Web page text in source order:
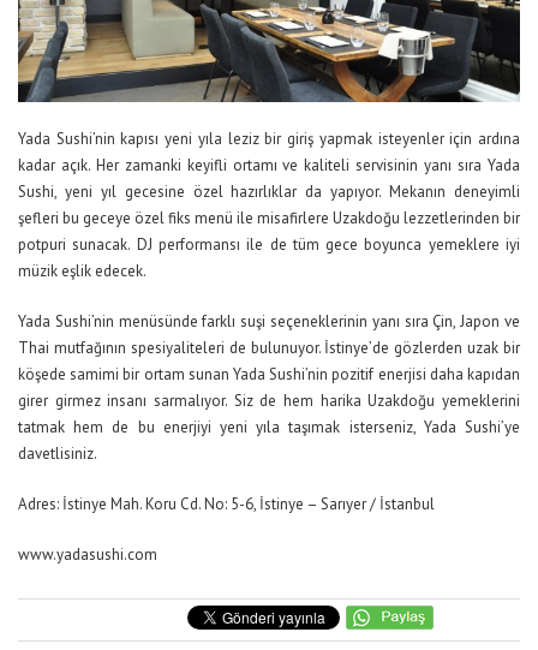
Yada Sushi’nin kapısı yeni yıla leziz bir giriş yapmak isteyenler için ardına
kadar açık. Her zamanki keyifli ortamı ve kaliteli servisinin yanı sıra Yada
Sushi, yeni yıl gecesine özel hazırlıklar da yapıyor. Mekanın deneyimli
şefleri bu geceye özel fiks menü ile misafirlere Uzakdoğu lezzetlerinden bir
potpuri sunacak. DJ performansı ile de tüm gece boyunca yemeklere iyi
müzik eşlik edecek.
Yada Sushi’nin menüsünde farklı suşi seçeneklerinin yanı sıra Çin, Japon ve
Thai mutfağının spesiyaliteleri de bulunuyor. İstinye’de gözlerden uzak bir
köşede samimi bir ortam sunan Yada Sushi’nin pozitif enerjisi daha kapıdan
girer girmez insanı sarmalıyor. Siz de hem harika Uzakdoğu yemeklerini
tatmak hem de bu enerjiyi yeni yıla taşımak isterseniz, Yada Sushi’ye
davetlisiniz.
Adres: İstinye Mah. Koru Cd. No: 5-6, İstinye – Sarıyer / İstanbul
www.yadasushi.com